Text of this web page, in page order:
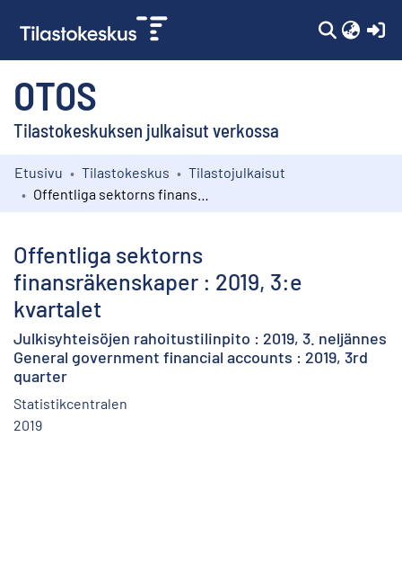
OTOS
Tilastokeskuksen julkaisut verkossa
Kokoelmat
Etusivu Tilastokeskus
Tilastojulkaisut
Offentliga sektorns
finansräkenskaper : 2019, 3:e
kvartalet
Julkisyhteisöjen rahoitustilinpito : 2019, 3. neljännes
General government financial accounts : 2019, 3rd
quarter
Statistikcentralen
2019